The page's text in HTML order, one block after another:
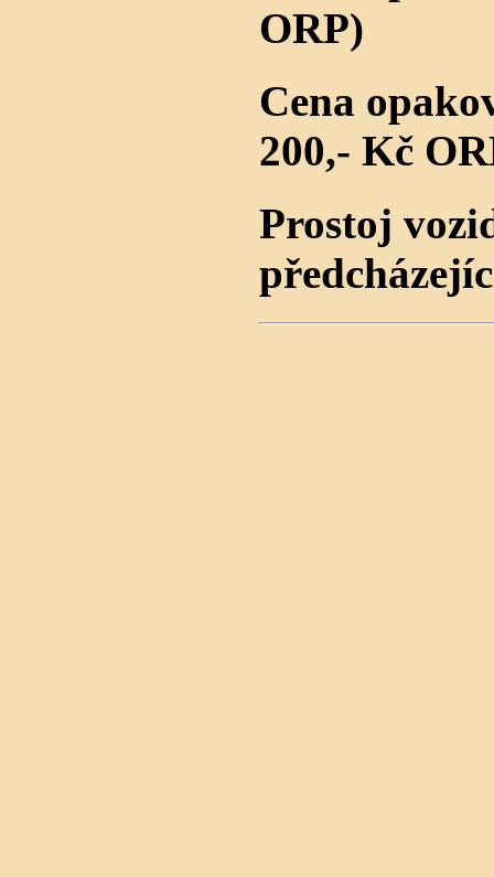
ORP)
Cena
200,- Kč
Prostoj